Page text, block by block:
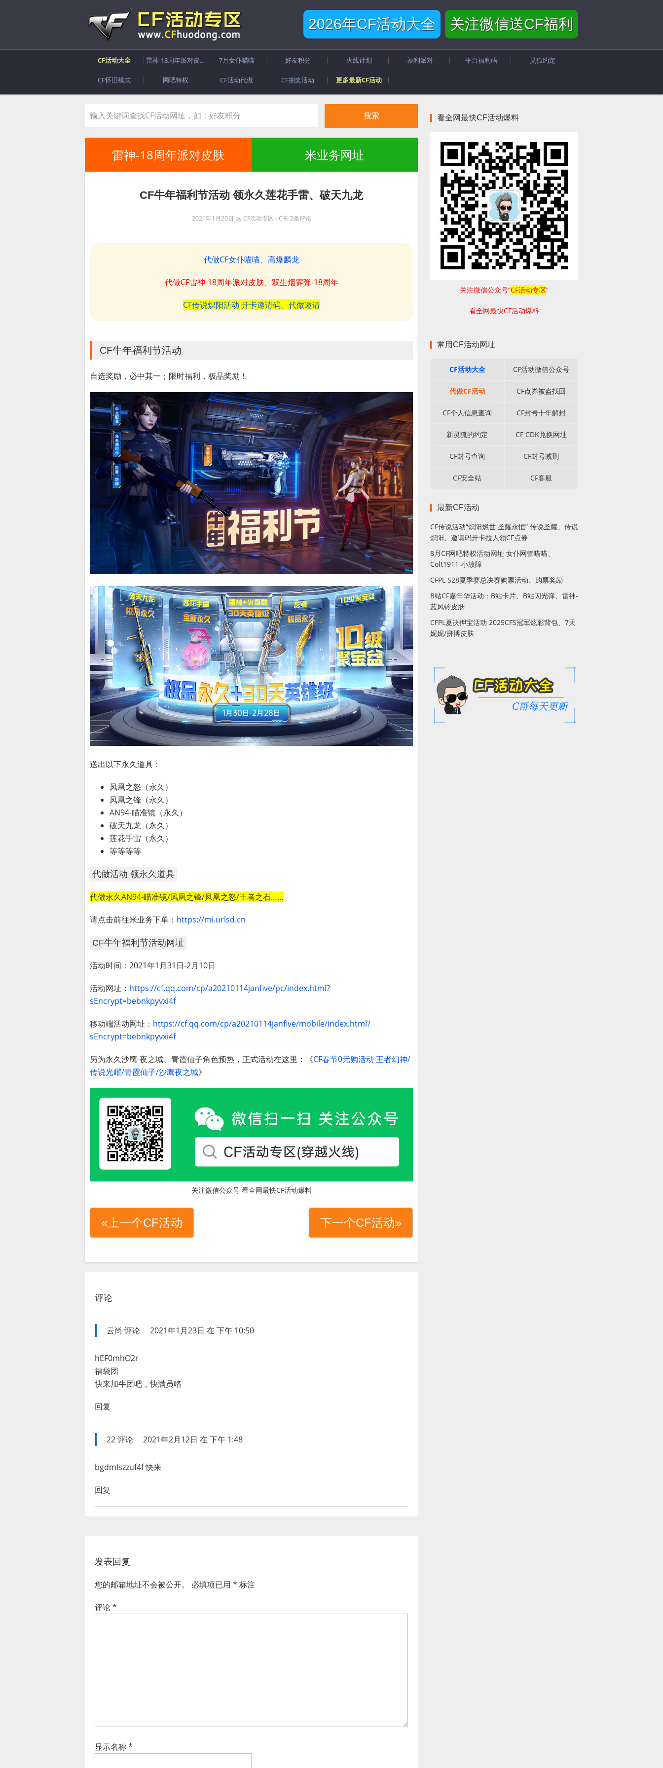
2026年CF活动大全 关注微信送CF福利
CF活动大全 雷神-18周年派对皮肤 7月女仆喵喵 好友积分 火线计划 福利派对 平台福利码 灵狐约定
CF怀旧模式 网吧特权 CF活动代做 CF抽奖活动 更多最新CF活动
雷神-18周年派对皮肤 米业务网址
CF牛年福利节活动 领永久莲花手雷、破天九龙
2021年1月20日 byCF活动专区 - C哥 2条评论
代做CF女仆喵喵、高爆麟龙
代做CF雷神-18周年派对皮肤、双生烟雾弹-18周年
CF传说炽阳活动 开卡邀请码、代做邀请
CF牛年福利节活动
自选奖励，必中其一；限时福利，极品奖励！
送出以下永久道具：
凤凰之怒（永久）
凤凰之锋（永久）
AN94-瞄准镜（永久）
破天九龙（永久）
莲花手雷（永久）
等等等等
代做活动 领永久道具
代做永久AN94-瞄准镜/凤凰之锋/凤凰之怒/王者之石……
请点击前往米业务下单： https://mi.urlsd.cn
CF牛年福利节活动网址
活动时间：2021年1月31日-2月10日
活动网址： https://cf.qq.com/cp/a20210114janfive/pc/index.html?
sEncrypt=bebnkpyvxi4f
移动端活动网址： https://cf.qq.com/cp/a20210114janfive/mobile/index.html?
sEncrypt=bebnkpyvxi4f
另为永久沙鹰-夜之城、青霞仙子角色预热，正式活动在这里：《CF春节0元购活动 王者幻神/
传说光耀/青霞仙子/沙鹰夜之城》
关注微信公众号 看全网最快CF活动爆料
«上一个CF活动 下一个CF活动»
评论
云尚 评论 2021年1月23日 在 下午 10:50
hEF0mhO2r
福袋团
快来加牛团吧，快满员咯
回复
22评论 2021年2月12日 在 下午 1:48
bgdmlszzuf4f 快来
回复
发表回复
您的邮箱地址不会被公开。 必填项已用 * 标注
评论*
显示名称*
看全网最快CF活动爆料
关注微信公众号“CF活动专区”
看全网最快CF活动爆料
常用CF活动网址
CF活动大全 CF活动微信公众号
代做CF活动 CF点券被盗找回
CF个人信息查询 CF封号十年解封
新灵狐的约定 CF CDK兑换网址
CF封号查询 CF封号减刑
CF安全站 CF客服
最新CF活动
CF传说活动“炽阳燃世 圣耀永恒” 传说圣耀、传说
炽阳、邀请码开卡拉人领CF点券
8月CF网吧特权活动网址 女仆网管喵喵、
Colt1911-小故障
CFPL S28夏季赛总决赛购票活动、购票奖励
B站CF嘉年华活动：B站卡片、B站闪光弹、雷神-
蓝风铃皮肤
CFPL夏决押宝活动 2025CFS冠军炫彩背包、7天
妮妮/拼搏皮肤